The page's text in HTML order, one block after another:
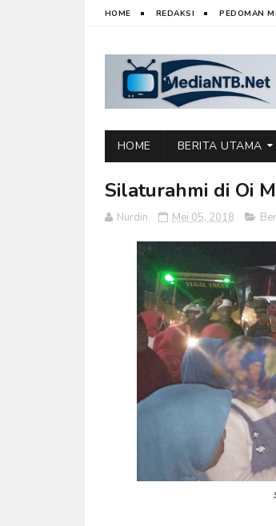
HOME REDAKSI PEDOMAN
HOME BERITA UTAMA
Silaturahmi di Oi
Nurdin Mei 05, 2018